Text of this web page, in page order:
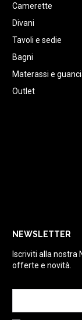
Camerette
Divani
Tavoli e sedie
Bagni
Materassi e
Outlet
NEWSLETTER
Iscriviti alla nostra
offerte e novità.